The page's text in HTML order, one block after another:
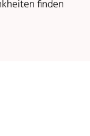
finden